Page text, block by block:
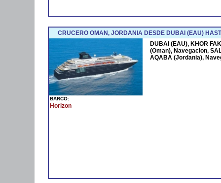
CRUCERO OMAN, JORDANIA DESDE DUBAI (EAU)
BARCO:
Horizon
DUBAI (EAU), KHOR
(Oman), Navegacion,
AQABA (Jordania),